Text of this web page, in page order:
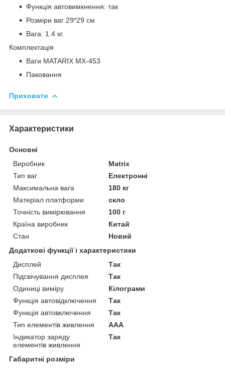
Функція автовимкнення: так
Розміри ваг 29*29 см
Вага: 1.4 кг.
Комплектація
Ваги MATARIX MX-453
Паковання
Приховати
Характеристики
Основні
Виробник
Matrix
Тип ваг
Електронні
Максимальна вага
180 кг
Матеріал платформи
скло
Точність вимірювання
100 г
Країна виробник
Китай
Стан
Новий
Додаткові функції і характеристики
Дисплей
Так
Підсвічування дисплея
Так
Одиниці виміру
Кілограми
Функція автовідключення
Так
Функція автовключення
Так
Тип елементів живлення
AAA
Індикатор заряду
елементів живлення
Так
Габаритні розміри